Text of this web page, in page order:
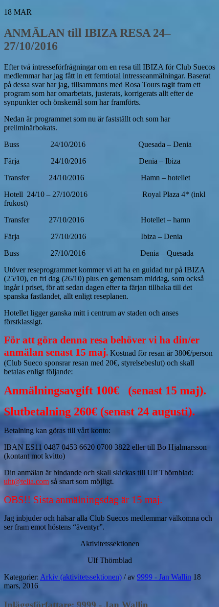
18 MAR
ANMÄLAN till IBIZA RESA 24–
27/10/2016
Efter två intresseförfrågningar om en resa till IBIZA för Club Suecos
medlemmar har jag fått in ett femtiotal intresseanmälningar. Baserat
på dessa svar har jag, tillsammans med Rosa Tours tagit fram ett
program som har omarbetats, justerats, korrigerats allt efter de
synpunkter och önskemål som har framförts.
Nedan är programmet som nu är fastställt och som har
preliminärbokats.
Buss 24/10/2016 Quesada – Denia
Färja 24/10/2016 Denia – Ibiza
Transfer 24/10/2016 Hamn – hotellet
Hotell 24/10 – 27/10/2016 Royal Plaza 4* (inkl
frukost)
Transfer 27/10/2016 Hotellet – hamn
Färja 27/10/2016 Ibiza – Denia
Buss 27/10/2016 Denia – Quesada
Utöver reseprogrammet kommer vi att ha en guidad tur på IBIZA
(25/10), en fri dag (26/10) plus en gemensam middag, som också
ingår i priset, för att sedan dagen efter ta färjan tillbaka till det
spanska fastlandet, allt enligt reseplanen.
Hotellet ligger ganska mitt i centrum av staden och anses
förstklassigt.
För att göra denna resa behöver vi ha din/er
anmälan senast 15 maj. Kostnad för resan är 380€/person
(Club Sueco sponsrar resan med 20€, styrelsebeslut) och skall
betalas enligt följande:
Anmälningsavgift 100€ (senast 15 maj).
Slutbetalning 260€ (senast 24 augusti).
Betalning kan göras till vårt konto:
IBAN ES11 0487 0453 6620 0700 3822 eller till Bo Hjalmarsson
(kontant mot kvitto)
Din anmälan är bindande och skall skickas till Ulf Thörnblad:
uht@telia.com så snart som möjligt.
OBS!! Sista anmälningsdag är 15 maj.
Jag inbjuder och hälsar alla Club Suecos medlemmar välkomna och
ser fram emot höstens “äventyr”.
Aktivitetssektionen
Ulf Thörnblad
Kategorier: Arkiv (aktivitetssektionen) /av 9999 - Jan Wallin 18
mars, 2016
Inläggsförfattare: 9999 - Jan Wallin